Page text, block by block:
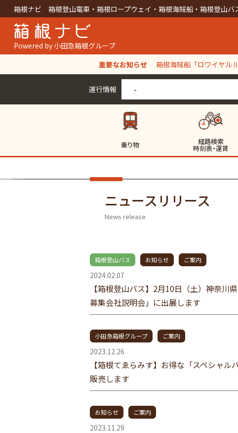
箱根ナビ 箱根登山電車・箱根ロープウェイ・箱根海賊船・箱根登山バ
Powered by 小田急箱根グループ
重要なお知らせ 箱根海賊船「ロワイヤル
運行情報 -
乗り物 経路検索
時刻表・運賃
ニュースリリース
News release
箱根登山バス お知らせ ご案内
2024.02.07
【箱根登山バス】2月10日（土）神奈川
募集会社説明会」に出展します
小田急箱根グループ ご案内
2023.12.26
【箱根てゑらみす】お得な「スペシャル
販売します
お知らせ ご案内
2023.11.29